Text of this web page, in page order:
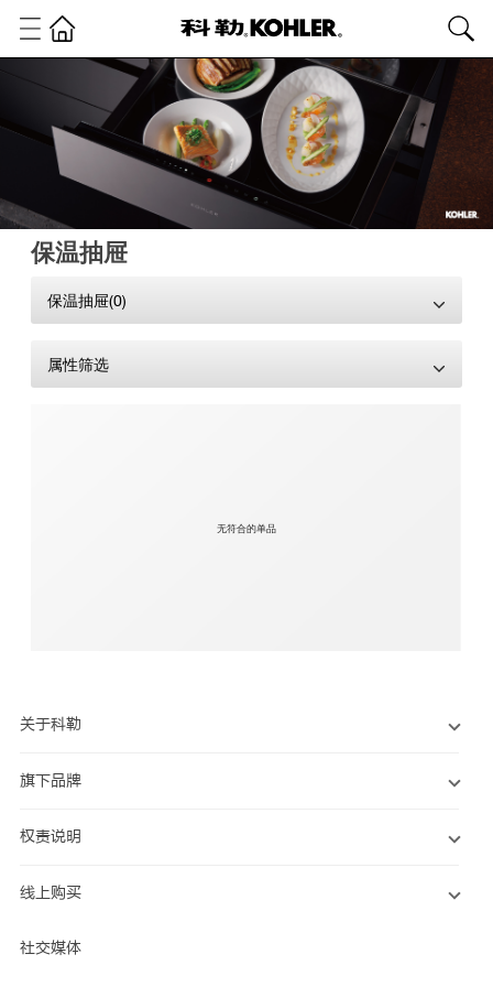
保温抽屉
保温抽屉(0)
属性筛选
无符合的单品
关于科勒
旗下品牌
权责说明
线上购买
社交媒体